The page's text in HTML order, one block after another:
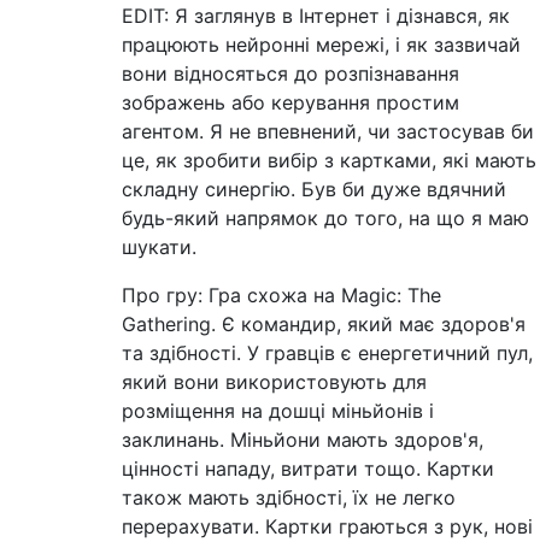
EDIT: Я заглянув в Інтернет і дізнався, як
працюють нейронні мережі, і як зазвичай
вони відносяться до розпізнавання
зображень або керування простим
агентом. Я не впевнений, чи застосував би
це, як зробити вибір з картками, які мають
складну синергію. Був би дуже вдячний
будь-який напрямок до того, на що я маю
шукати.
Про гру: Гра схожа на Magic: The
Gathering. Є командир, який має здоров'я
та здібності. У гравців є енергетичний пул,
який вони використовують для
розміщення на дошці міньйонів і
заклинань. Міньйони мають здоров'я,
цінності нападу, витрати тощо. Картки
також мають здібності, їх не легко
перерахувати. Картки граються з рук, нові